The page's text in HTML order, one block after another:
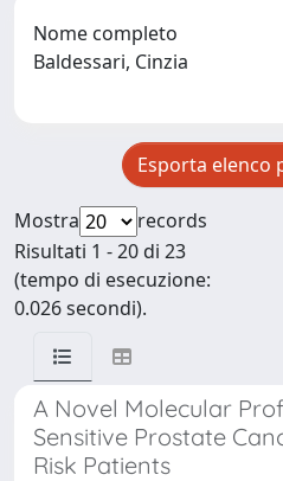
Nome completo
Baldessari, Cinzia
Esporta elenco
Mostra
records
Risultati 1 - 20 di 23
(tempo di esecuzione:
0.026 secondi).
A Novel Molecular
Sensitive Prostate
Risk Patients